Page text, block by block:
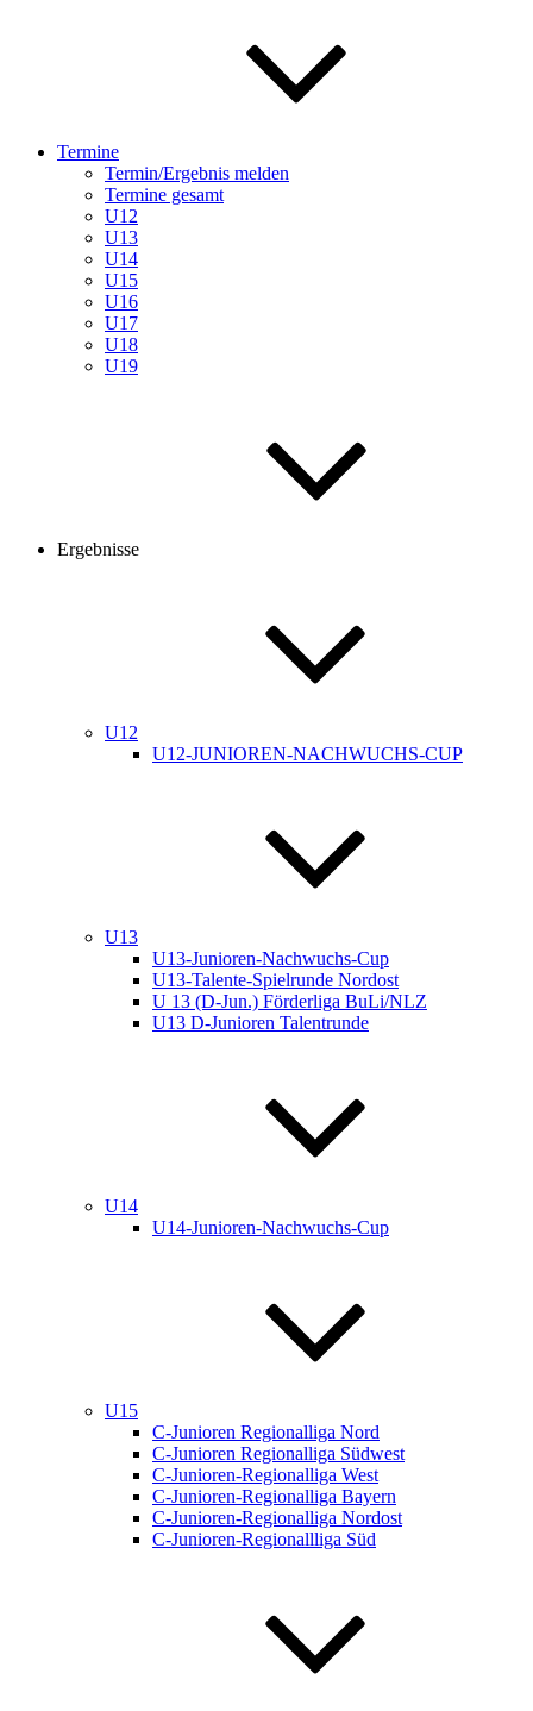
Termine
Termin/Ergebnis melden
Termine gesamt
U12
U13
U14
U15
U16
U17
U18
U19
Ergebnisse
U12
U12-JUNIOREN-NACHWUCHS-CUP
U13
U13-Junioren-Nachwuchs-Cup
U13-Talente-Spielrunde Nordost
U 13 (D-Jun.) Förderliga BuLi/NLZ
U13 D-Junioren Talentrunde
U14
U14-Junioren-Nachwuchs-Cup
U15
C-Junioren Regionalliga Nord
C-Junioren Regionalliga Südwest
C-Junioren-Regionalliga West
C-Junioren-Regionalliga Bayern
C-Junioren-Regionalliga Nordost
C-Junioren-Regionallliga Süd